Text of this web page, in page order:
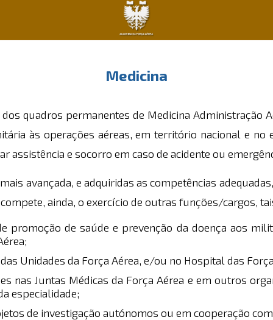
Medicina
quadros permanentes de Medicina Administração
às operações aéreas, em território nacional e no
assistência e socorro em caso de acidente ou
avançada, e adquiridas as competências
ainda, o exercício de outras funções/cargos,
promoção de saúde e prevenção da doença aos
Unidades da Força Aérea, e/ou no Hospital das
nas Juntas Médicas da Força Aérea e em outros
especialidade;
de investigação autónomos ou em cooperação